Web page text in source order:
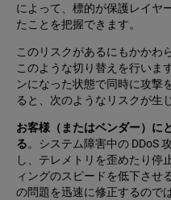
によって、標的が保護レイヤ
たことを把握できます。
このリスクがあるにもかかわ
このような切り替えを行いま
ンになった状態で同時に攻撃
ると、次のようなリスクが生
お客様（またはベンダー）に
る。システム障害中の DDoS
し、テレメトリを歪めたり停
ィングのスピードを低下させ
の問題を迅速に修正するので